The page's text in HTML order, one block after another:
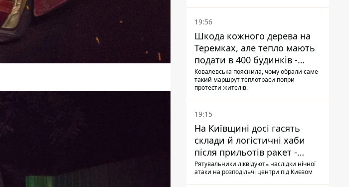
19:56
Шкода кожного дерева на
Теремках, але тепло мають
подати в 400 будинків -
депутатка Київради
Ковалевська пояснила, чому обрали саме
такий маршрут теплотраси попри
протести жителів.
19:15
На Київщині досі гасять
склади й логістичні хаби
після прильотів ракет -
ДСНС
Рятувальники ліквідують наслідки нічної
атаки на розподільчі центри під Києвом